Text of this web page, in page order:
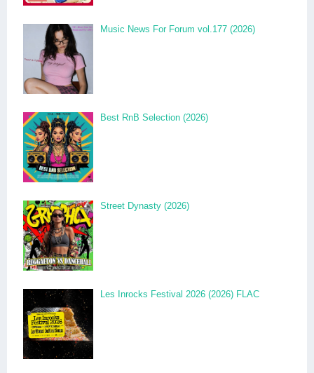
Music News For Forum vol.177 (2026)
Best RnB Selection (2026)
Street Dynasty (2026)
Les Inrocks Festival 2026 (2026) FLAC